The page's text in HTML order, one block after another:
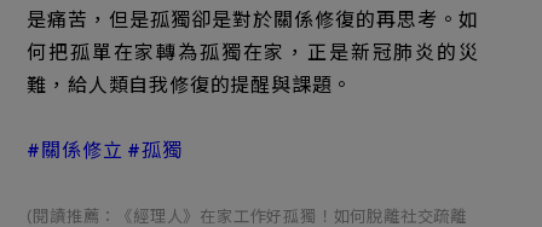
是痛苦，但是孤獨卻是對於關係修復的再思考。如
何把孤單在家轉為孤獨在家，正是新冠肺炎的災
難，給人類自我修復的提醒與課題。
#關係修立 #孤獨
(閱讀推薦：《經理人》在家工作好孤獨！如何脫離社交疏離